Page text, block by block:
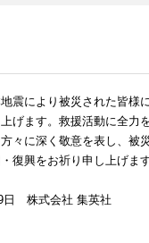
震により被災された皆様
げます。救援活動に全力
々に深く敬意を表し、被
復興をお祈り申し上げます
日 株式会社 集英社